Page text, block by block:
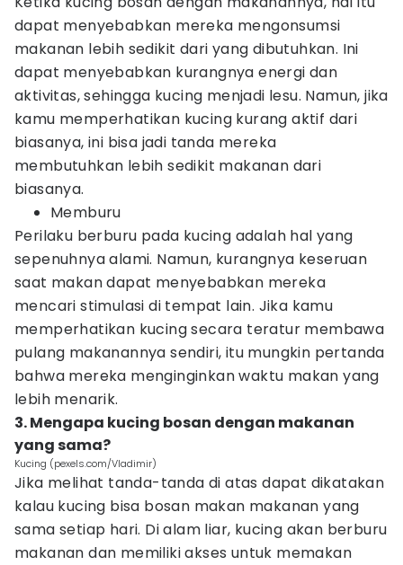
dapat menyebabkan mereka mengonsumsi
makanan lebih sedikit dari yang dibutuhkan. Ini
dapat menyebabkan kurangnya energi dan
aktivitas, sehingga kucing menjadi lesu. Namun, jika
kamu memperhatikan kucing kurang aktif dari
biasanya, ini bisa jadi tanda mereka
membutuhkan lebih sedikit makanan dari
biasanya.
Memburu
Perilaku berburu pada kucing adalah hal yang
sepenuhnya alami. Namun, kurangnya keseruan
saat makan dapat menyebabkan mereka
mencari stimulasi di tempat lain. Jika kamu
memperhatikan kucing secara teratur membawa
pulang makanannya sendiri, itu mungkin pertanda
bahwa mereka menginginkan waktu makan yang
lebih menarik.
3. Mengapa kucing bosan dengan makanan
yang sama?
Kucing (pexels.com/Vladimir)
Jika melihat tanda-tanda di atas dapat dikatakan
kalau kucing bisa bosan makan makanan yang
sama setiap hari. Di alam liar, kucing akan berburu
makanan dan memiliki akses untuk memakan